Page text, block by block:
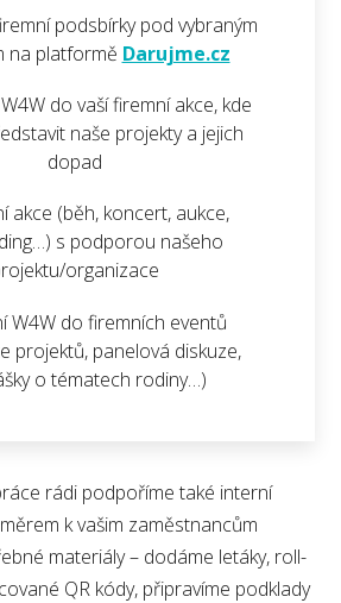
podsbírky pod vybraným
na platformě Darujme.cz
do vaší firemní akce, kde
naše projekty a jejich
dopad
akce (běh, koncert, aukce,
s podporou našeho
organizace
W4W do firemních eventů
projektů, panelová diskuze,
o tématech rodiny…)
rádi podpoříme také interní
k vašim zaměstnancům
materiály – dodáme letáky, roll-
QR kódy, připravíme podklady